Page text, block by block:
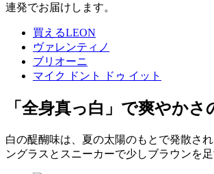
連発でお届けします。
買えるLEON
ヴァレンティノ
ブリオーニ
マイク ドント ドゥ イット
「全身真っ白」で爽やかさ
白の醍醐味は、夏の太陽のもとで発散さ
ングラスとスニーカーで少しブラウンを